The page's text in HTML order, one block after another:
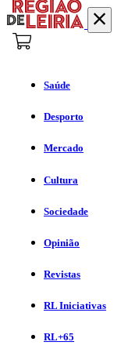
Saúde
Desporto
Mercado
Cultura
Sociedade
Opinião
Revistas
RL Iniciativas
RL+65